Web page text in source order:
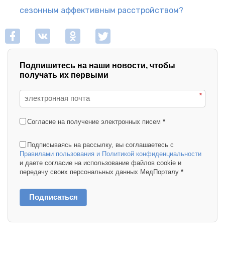
сезонным аффективным расстройством?
Подпишитесь на наши новости, чтобы
получать их первыми
*
Согласие на получение электронных писем *
Подписываясь на рассылку, вы соглашаетесь с
Правилами пользования и Политикой конфиденциальности
и даете согласие на использование файлов cookie и
передачу своих персональных данных МедПорталу *
Подписаться